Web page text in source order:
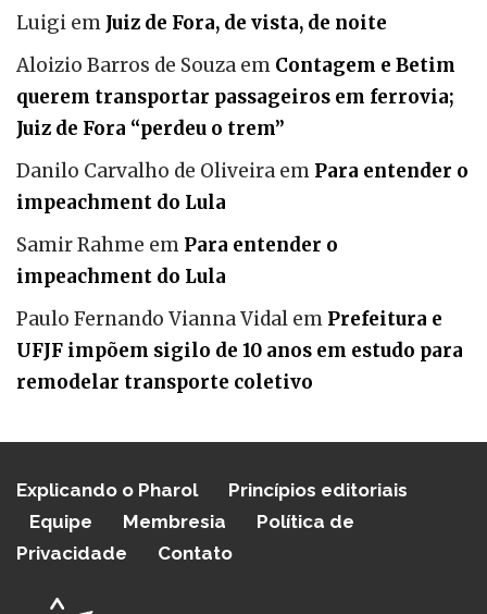
Luigi em Juiz de Fora, de vista, de noite
Aloizio Barros de Souza em Contagem e Betim
querem transportar passageiros em ferrovia;
Juiz de Fora “perdeu o trem”
Danilo Carvalho de Oliveira em Para entender o
impeachment do Lula
Samir Rahme em Para entender o
impeachment do Lula
Paulo Fernando Vianna Vidal em Prefeitura e
UFJF impõem sigilo de 10 anos em estudo para
remodelar transporte coletivo
Explicando o Pharol
Princípios editoriais
Equipe
Membresia
Política de
Privacidade
Contato